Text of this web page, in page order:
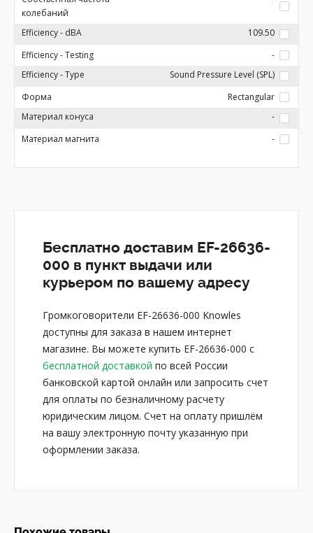
колебаний
Efficiency - dBA
109.50
Efficiency - Testing
-
Efficiency - Type
Sound Pressure Level (SPL)
Форма
Rectangular
Материал конуса
-
Материал магнита
-
Бесплатно доставим EF-26636-
000 в пункт выдачи или
курьером по вашему адресу
Громкоговорители EF-26636-000 Knowles
доступны для заказа в нашем интернет
магазине. Вы можете купить EF-26636-000 с
бесплатной доставкой по всей России
банковской картой онлайн или запросить счет
для оплаты по безналичному расчету
юридическим лицом. Счет на оплату пришлём
на вашу электронную почту указанную при
оформлении заказа.